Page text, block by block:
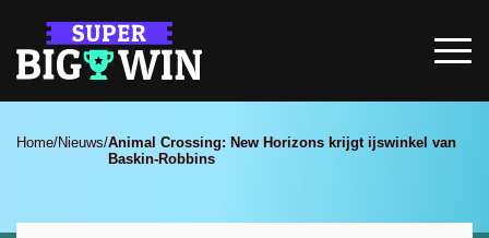
Home/Nieuws/Animal Crossing: New Horizons krijgt ijswinkel van
Baskin-Robbins